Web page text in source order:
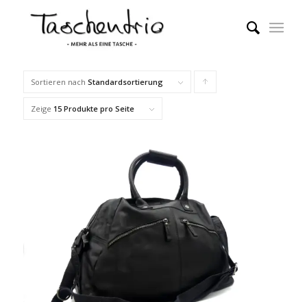
Sortieren nach Standardsortierung
Reihenfolge
zu
sortieren
Zeige 15 Produkte pro Seite